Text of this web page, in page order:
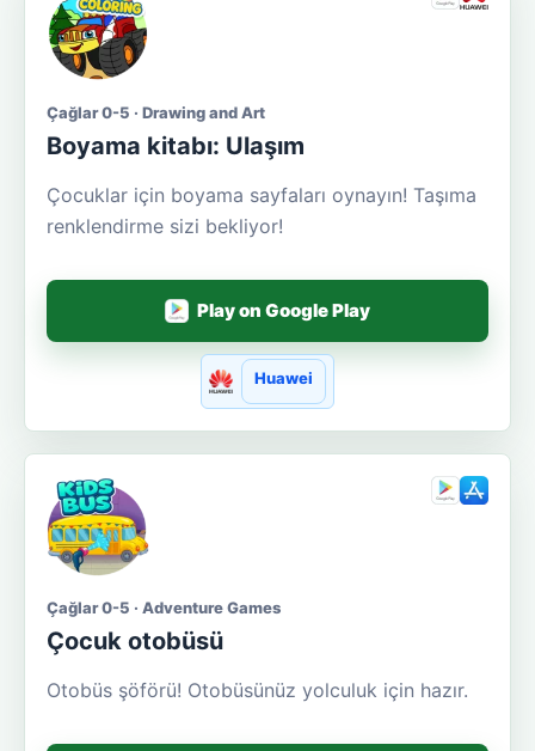
Çağlar 0-5 · Drawing and Art
Boyama kitabı: Ulaşım
Çocuklar için boyama sayfaları oynayın! Taşıma
renklendirme sizi bekliyor!
Play on Google Play
Huawei
Çağlar 0-5 · Adventure Games
Çocuk otobüsü
Otobüs şöförü! Otobüsünüz yolculuk için hazır.